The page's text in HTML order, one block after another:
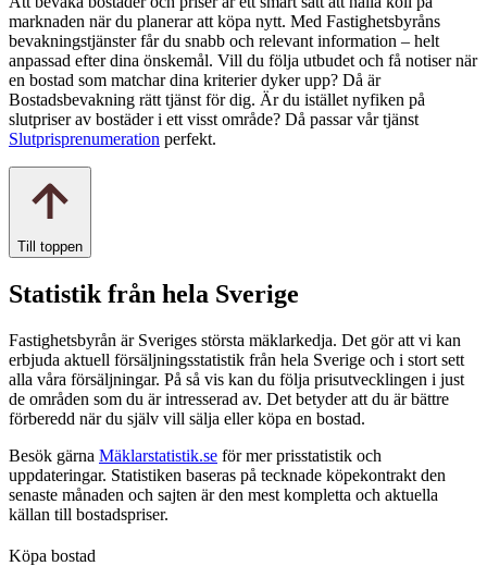
marknaden när du planerar att köpa nytt. Med Fastighetsbyråns
bevakningstjänster får du snabb och relevant information – helt
anpassad efter dina önskemål. Vill du följa utbudet och få notiser när
en bostad som matchar dina kriterier dyker upp? Då är
Bostadsbevakning rätt tjänst för dig. Är du istället nyfiken på
slutpriser av bostäder i ett visst område? Då passar vår tjänst
Slutprisprenumeration perfekt.
Till toppen
Statistik från hela Sverige
Fastighetsbyrån är Sveriges största mäklarkedja. Det gör att vi kan
erbjuda aktuell försäljningsstatistik från hela Sverige och i stort sett
alla våra försäljningar. På så vis kan du följa prisutvecklingen i just
de områden som du är intresserad av. Det betyder att du är bättre
förberedd när du själv vill sälja eller köpa en bostad.
Besök gärna Mäklarstatistik.se för mer prisstatistik och
uppdateringar. Statistiken baseras på tecknade köpekontrakt den
senaste månaden och sajten är den mest kompletta och aktuella
källan till bostadspriser.
Köpa bostad